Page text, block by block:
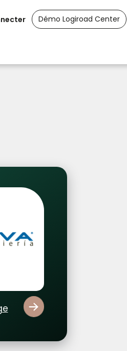
Démo Logiroad Center